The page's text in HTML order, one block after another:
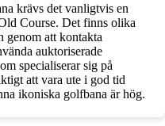
krävs det vanligtvis en
Course. Det finns olika
genom att kontakta
auktoriserade
specialiserar sig på
att vara ute i god tid
ikoniska golfbana är hög.